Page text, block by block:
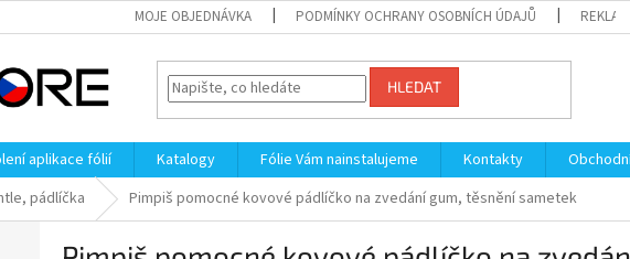
MOJE OBJEDNÁVKA PODMÍNKY OCHRANY OSOBNÍCH ÚDAJŮ
HLEDAT
aplikace fólií Katalogy Fólie Vám nainstalujeme Kontakty
pádlíčka Pimpiš pomocné kovové pádlíčko na zvedání gum, těsnění sametek